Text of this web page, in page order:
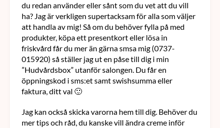
du redan använder eller sånt som du vet att du vill
ha? Jag är verkligen supertacksam för alla som väljer
att handla av mig! Så om du behöver fylla på med
produkter, köpa ett presentkort eller lösa in
friskvård får du mer än gärna smsa mig (0737-
015920) så ställer jag ut en påse till dig i min
”Hudvårdsbox” utanför salongen. Du får en
öppningskod i sms:et samt swishsumma eller
faktura, ditt val 🙂
Jag kan också skicka varorna hem till dig. Behöver du
mer tips och råd, du kanske vill ändra creme inför